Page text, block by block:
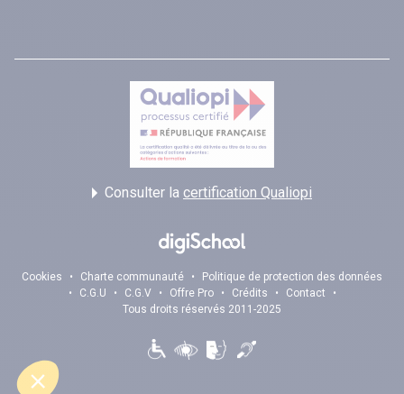
Consulter la certification Qualiopi
Cookies • Charte communauté •
Politique de protection des données
•
C.G.U • C.G.V • Offre Pro • Crédits • Contact
•
Tous droits réservés 2011-2025